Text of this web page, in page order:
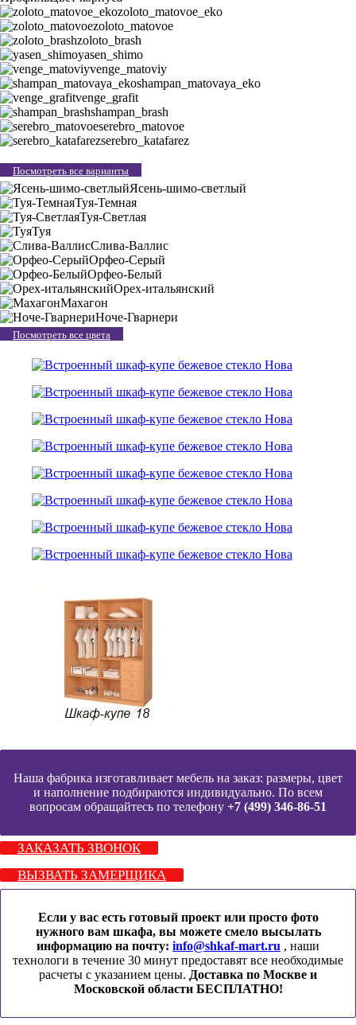
zoloto_matovoe_eko
zoloto_matovoe
zoloto_brash
yasen_shimo
venge_matoviy
shampan_matovaya_eko
venge_grafit
shampan_brash
serebro_matovoe
serebro_katafarez
Посмотреть все варианты
Ясень-шимо-светлый
Туя-Темная
Туя-Светлая
Туя
Слива-Валлис
Орфео-Серый
Орфео-Белый
Орех-итальянский
Махагон
Ноче-Гварнери
Посмотреть все цвета
Наша фабрика изготавливает мебель на заказ: размеры, цвет
и наполнение подбираются индивидуально. По всем
вопросам обращайтесь по телефону +7 (499) 346-86-51
ЗАКАЗАТЬ ЗВОНОК
ВЫЗВАТЬ ЗАМЕРЩИКА
Если у вас есть готовый проект или просто фото
нужного вам шкафа, вы можете смело высылать
информацию на почту: info@shkaf-mart.ru , наши
технологи в течение 30 минут предоставят все необходимые
расчеты с указанием цены. Доставка по Москве и
Московской области БЕСПЛАТНО!